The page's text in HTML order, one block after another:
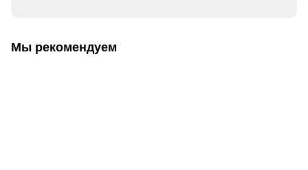
Мы рекомендуем